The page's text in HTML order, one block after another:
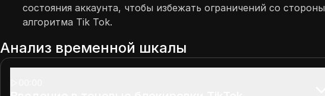
состояния аккаунта, чтобы избежать ограничений со стороны
алгоритма Tik Tok.
Анализ временной шкалы